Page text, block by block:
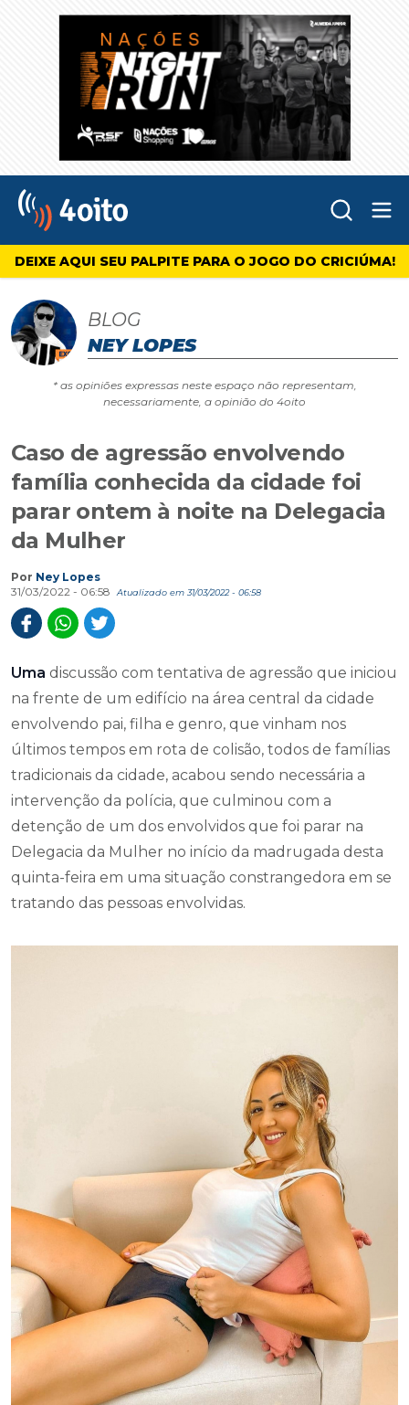
4oito
DEIXE AQUI SEU PALPITE PARA O JOGO DO CRICIÚMA!
BLOG
NEY LOPES
* as opiniões expressas neste espaço não representam,
necessariamente, a opinião do 4oito
Caso de agressão envolvendo
família conhecida da cidade foi
parar ontem à noite na Delegacia
da Mulher
Por Ney Lopes
31/03/2022 - 06:58
Atualizado em 31/03/2022 - 06:58
Uma discussão com tentativa de agressão que iniciou
na frente de um edifício na área central da cidade
envolvendo pai, filha e genro, que vinham nos
últimos tempos em rota de colisão, todos de famílias
tradicionais da cidade, acabou sendo necessária a
intervenção da polícia, que culminou com a
detenção de um dos envolvidos que foi parar na
Delegacia da Mulher no início da madrugada desta
quinta-feira em uma situação constrangedora em se
tratando das pessoas envolvidas.